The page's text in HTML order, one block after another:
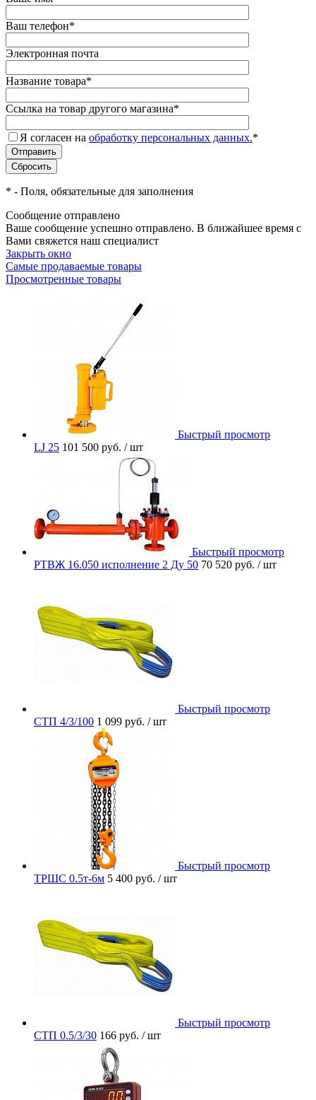
Ваш телефон*
Электронная почта
Название товара*
Ссылка на товар другого магазина*
Я согласен на обработку персональных данных.*
* - Поля, обязательные для заполнения
Сообщение отправлено
Ваше сообщение успешно отправлено. В ближайшее время с
Вами свяжется наш специалист
Закрыть окно
Самые продаваемые товары
Просмотренные товары
Быстрый просмотр
LJ 25 101 500 руб. / шт
Быстрый просмотр
РТВЖ 16.050 исполнение 2 Ду 50 70 520 руб. / шт
Быстрый просмотр
СТП 4/3/100 1 099 руб. / шт
Быстрый просмотр
ТРШС 0.5т-6м 5 400 руб. / шт
Быстрый просмотр
СТП 0.5/3/30 166 руб. / шт